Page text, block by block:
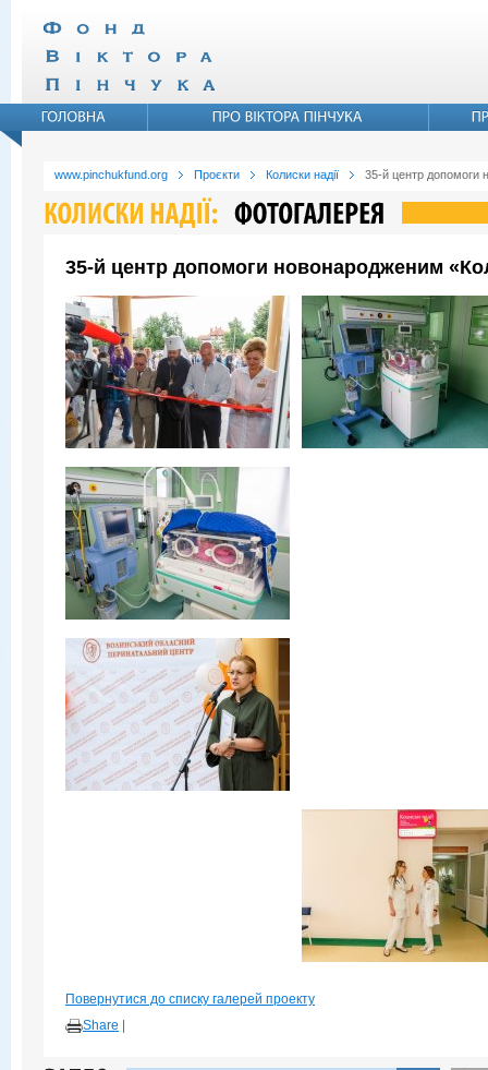
www.pinchukfund.org Проєкти Колиски надії 35-й центр допомоги
35-й центр допомоги новонародженим
Повернутися до списку галерей проекту
Share